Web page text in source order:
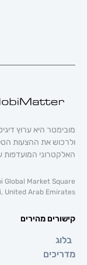
היא ערוץ דיגיטלי
את ההצעות הטלפוניות
המועדפות עליהם
Abu Dhabi Global Market
Abu Dhabi, United Arab
מהירים